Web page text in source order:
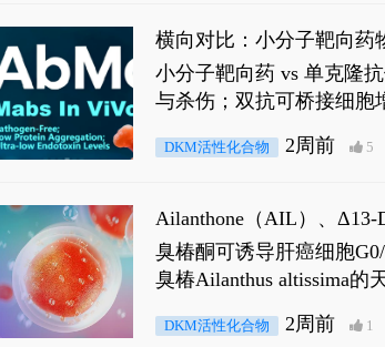
横向对比：小分子靶向药
小分子靶向药 vs 单克隆
与杀伤；双抗可桥接细胞
DKM活性化合物 2周前 5
Ailanthone（AIL）、Δ13-
臭椿酮可诱导肝癌细胞
臭椿Ailanthus altissima的
是全长 Androgen
DKM活性化合物 2周前 1